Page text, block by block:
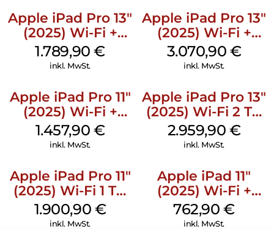
Apple iPad Pro 13″
(2025) Wi-Fi +
Cellular 256 GB
Standardglas
1.789,90€
inkl. MwSt.
Apple iPad Pro 13″
(2025) Wi-Fi +
Cellular 2 TB
Standardglas
3.070,90 €
inkl. MwSt.
Apple iPad Pro 11″
(2025) Wi-Fi +
Cellular 256 GB
Standardglas
1.457,90 €
inkl. MwSt.
Apple iPad Pro 13″
(2025) Wi-Fi 2 TB
Nanotexturglas
Silber
2.959,90 €
inkl. MwSt.
Apple iPad Pro 11″
(2025) Wi-Fi 1 TB
Standardglas
Silber
1.900,90 €
inkl. MwSt.
Apple iPad 11″
(2025) Wi-Fi +
Cellular 256 GB
Silber
762,90€
inkl. MwSt.